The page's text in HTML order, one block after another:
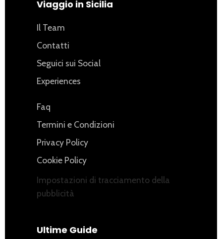
Viaggio in Sicilia
Il Team
Contatti
Seguici sui Social
Experiences
Faq
Termini e Condizioni
Privacy Policy
Cookie Policy
Impostazioni di tracciamento della
pubblicità
Ultime Guide